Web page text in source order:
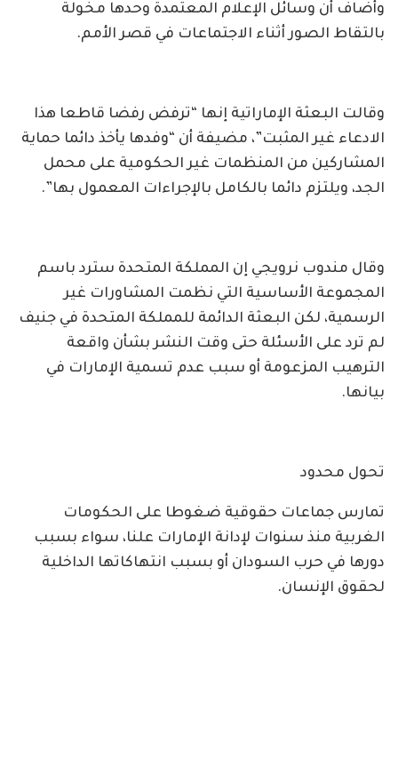
وأضاف أن وسائل الإعلام المعتمدة وحدها مخولة
بالتقاط الصور أثناء الاجتماعات في قصر الأمم.
وقالت البعثة الإماراتية إنها “ترفض رفضا قاطعا هذا
الادعاء غير المثبت”، مضيفة أن “وفدها يأخذ دائما حماية
المشاركين من المنظمات غير الحكومية على محمل
الجد، ويلتزم دائما بالكامل بالإجراءات المعمول بها”.
وقال مندوب نرويجي إن المملكة المتحدة سترد باسم
المجموعة الأساسية التي نظمت المشاورات غير
الرسمية، لكن البعثة الدائمة للمملكة المتحدة في جنيف
لم ترد على الأسئلة حتى وقت النشر بشأن واقعة
الترهيب المزعومة أو سبب عدم تسمية الإمارات في
بيانها.
تحول محدود
تمارس جماعات حقوقية ضغوطا على الحكومات
الغربية منذ سنوات لإدانة الإمارات علنا، سواء بسبب
دورها في حرب السودان أو بسبب انتهاكاتها الداخلية
لحقوق الإنسان.